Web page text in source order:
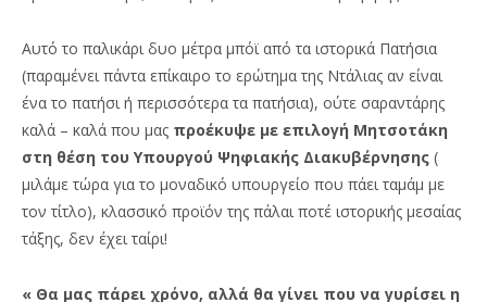
Αυτό το παλικάρι δυο μέτρα μπόϊ από τα ιστορικά Πατήσια
(παραμένει πάντα επίκαιρο το ερώτημα της Ντάλιας αν είναι
ένα το πατήσι ή περισσότερα τα πατήσια), ούτε σαραντάρης
καλά – καλά που μας προέκυψε με επιλογή Μητσοτάκη
στη θέση του Υπουργού Ψηφιακής Διακυβέρνησης (
μιλάμε τώρα για το μοναδικό υπουργείο που πάει ταμάμ με
τον τίτλο), κλασσικό προϊόν της πάλαι ποτέ ιστορικής μεσαίας
τάξης, δεν έχει ταίρι!
« Θα μας πάρει χρόνο, αλλά θα γίνει που να γυρίσει η